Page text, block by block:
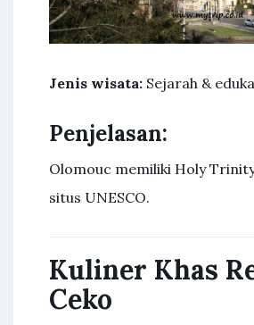
Jenis wisata: Sejarah &
Penjelasan:
Olomouc memiliki Holy
situs UNESCO.
Kuliner Khas
Ceko